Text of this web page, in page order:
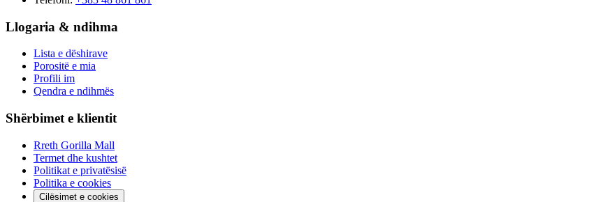
Llogaria & ndihma
Lista e dëshirave
Porositë e mia
Profili im
Qendra e ndihmës
Shërbimet e klientit
Rreth Gorilla Mall
Termet dhe kushtet
Politikat e privatësisë
Politika e cookies
Cilësimet e cookies